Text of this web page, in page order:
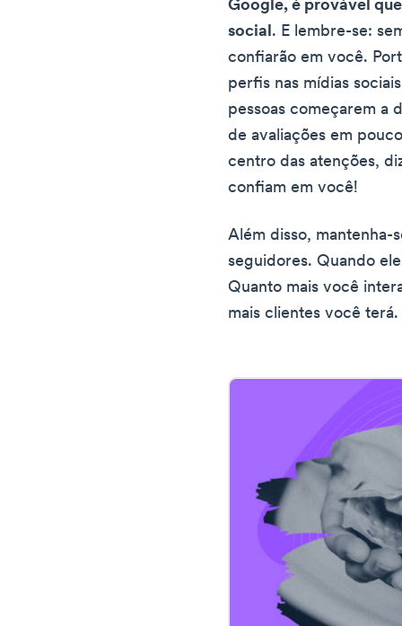
Google, é provável
social . E lembre-se:
confiarão em você.
perfis nas mídias
pessoas começarem a
de avaliações em
centro das atenções,
confiam em você!
Além disso, mantenha-
seguidores. Quando
Quanto mais você
mais clientes você terá.